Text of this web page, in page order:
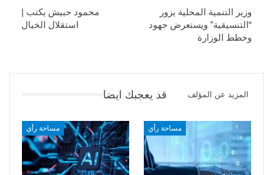
محمود حبيش يكتب |
استقلال الخيال
وزير التنمية المحلية يزور
“التنسيقية” ويستعرض جهود
وخطط الوزارة
قد يعجبك ايضا المزيد عن المؤلف
مساحة رأي مساحة رأي